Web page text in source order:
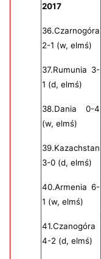
2017
36.Czarnogóra
2-1 (w, elmś)
37.Rumunia 3-
1 (d, elmś)
38.Dania 0-4
(w, elmś)
39.Kazachstan
3-0 (d, elmś)
40.Armenia 6-
1 (w, elmś)
41.Czanogóra
4-2 (d, elmś)